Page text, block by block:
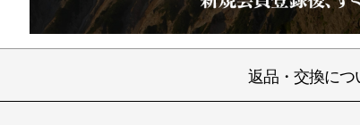
返品・交換につ